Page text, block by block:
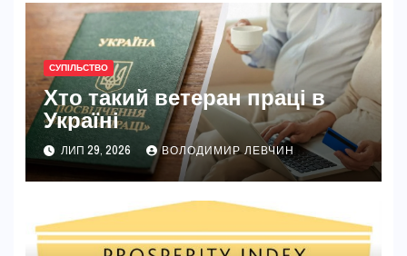
СУПІЛЬСТВО
Хто такий ветеран праці в
Україні
ЛИП 29, 2026 ВОЛОДИМИР ЛЕВЧИН